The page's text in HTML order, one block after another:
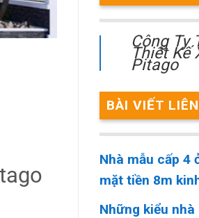
Công Ty
Thiết Kế
Pitago
BÀI VIẾT
Nhà mẫu cấp 4
mặt tiền 8m
Những kiểu